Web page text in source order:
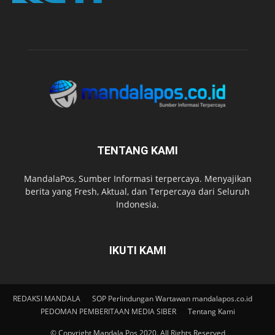
TENTANG KAMI
MandalaPos, Sumber Informasi terpercaya. Menyajikan
berita yang Fresh, Aktual, dan Terpercaya dari Seluruh
Indonesia.
IKUTI KAMI
REDAKSI MANDALA
SOP Perlindungan Wartawan mandalapos.co.id
PEDOMAN PEMBERITAAN MEDIA SIBER
Tentang Kami
© Copyright Mandala Pos 2020. All Rights Reserved